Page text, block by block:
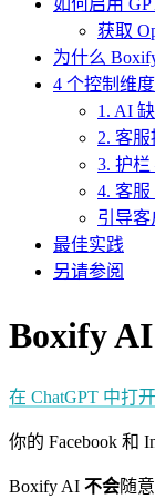
获取
为什么
4 个控制维度
1. AI
2. 客
3. 护
4. 客服
引导客
最佳实践
另请参阅
Boxify
在 ChatGPT 中打开
你的 Facebook 和
Boxify AI 不会随